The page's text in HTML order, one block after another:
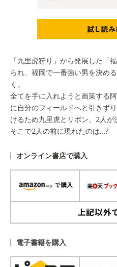
「九里虎狩り」から発展した「
られ、福岡で一番強い男を決め
く。
全てを手に入れようと画策する
に自分のフィールドへと引きず
けるため九里虎とリボン、2人
そこで2人の前に現れたのは…?
オンライン書店で購入
電子書籍を購入